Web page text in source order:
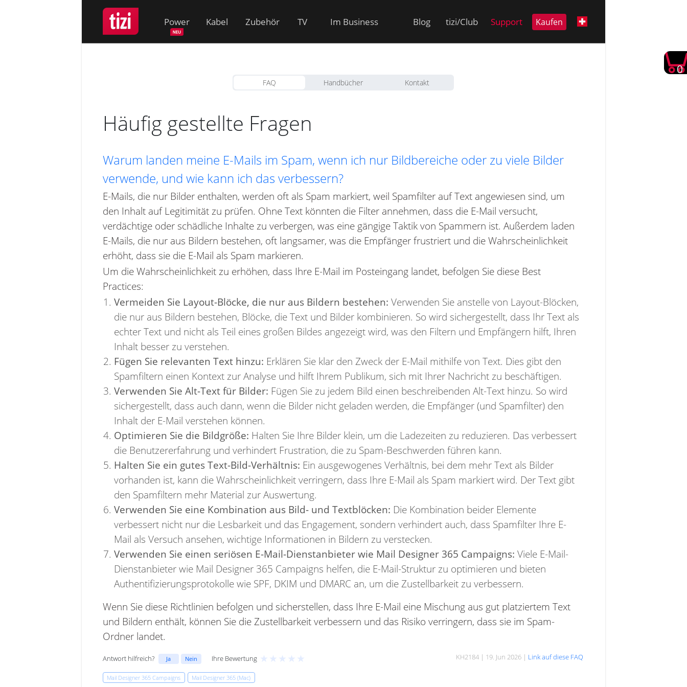
Power Kabel Zubehör TV Im Business Blog tizi/Club Support Kaufen
0
FAQ Handbücher Kontakt
Häufig gestellte Fragen
Warum landen meine E-Mails im Spam, wenn ich nur Bildbereiche oder zu viele Bilder
verwende, und wie kann ich das verbessern?
E-Mails, die nur Bilder enthalten, werden oft als Spam markiert, weil Spamfilter auf Text angewiesen sind, um
den Inhalt auf Legitimität zu prüfen. Ohne Text könnten die Filter annehmen, dass die E-Mail versucht,
verdächtige oder schädliche Inhalte zu verbergen, was eine gängige Taktik von Spammern ist. Außerdem laden
E-Mails, die nur aus Bildern bestehen, oft langsamer, was die Empfänger frustriert und die Wahrscheinlichkeit
erhöht, dass sie die E-Mail als Spam markieren.
Um die Wahrscheinlichkeit zu erhöhen, dass Ihre E-Mail im Posteingang landet, befolgen Sie diese Best
Practices:
Vermeiden Sie Layout-Blöcke, die nur aus Bildern bestehen: Verwenden Sie anstelle von Layout-Blöcken,
die nur aus Bildern bestehen, Blöcke, die Text und Bilder kombinieren. So wird sichergestellt, dass Ihr Text als
echter Text und nicht als Teil eines großen Bildes angezeigt wird, was den Filtern und Empfängern hilft, Ihren
Inhalt besser zu verstehen.
Fügen Sie relevanten Text hinzu: Erklären Sie klar den Zweck der E-Mail mithilfe von Text. Dies gibt den
Spamfiltern einen Kontext zur Analyse und hilft Ihrem Publikum, sich mit Ihrer Nachricht zu beschäftigen.
Verwenden Sie Alt-Text für Bilder: Fügen Sie zu jedem Bild einen beschreibenden Alt-Text hinzu. So wird
sichergestellt, dass auch dann, wenn die Bilder nicht geladen werden, die Empfänger (und Spamfilter) den
Inhalt der E-Mail verstehen können.
Optimieren Sie die Bildgröße: Halten Sie Ihre Bilder klein, um die Ladezeiten zu reduzieren. Das verbessert
die Benutzererfahrung und verhindert Frustration, die zu Spam-Beschwerden führen kann.
Halten Sie ein gutes Text-Bild-Verhältnis: Ein ausgewogenes Verhältnis, bei dem mehr Text als Bilder
vorhanden ist, kann die Wahrscheinlichkeit verringern, dass Ihre E-Mail als Spam markiert wird. Der Text gibt
den Spamfiltern mehr Material zur Auswertung.
Verwenden Sie eine Kombination aus Bild- und Textblöcken: Die Kombination beider Elemente
verbessert nicht nur die Lesbarkeit und das Engagement, sondern verhindert auch, dass Spamfilter Ihre E-
Mail als Versuch ansehen, wichtige Informationen in Bildern zu verstecken.
Verwenden Sie einen seriösen E-Mail-Dienstanbieter wie Mail Designer 365 Campaigns: Viele E-Mail-
Dienstanbieter wie Mail Designer 365 Campaigns helfen, die E-Mail-Struktur zu optimieren und bieten
Authentifizierungsprotokolle wie SPF, DKIM und DMARC an, um die Zustellbarkeit zu verbessern.
Wenn Sie diese Richtlinien befolgen und sicherstellen, dass Ihre E-Mail eine Mischung aus gut platziertem Text
und Bildern enthält, können Sie die Zustellbarkeit verbessern und das Risiko verringern, dass sie im Spam-
Ordner landet.
Antwort hilfreich? Ja Nein Ihre Bewertung ★ ★ ★ ★ ★ KH2184 | 19. Jun 2026 | Link auf diese FAQ
Mail Designer 365 Campaigns Mail Designer 365 (Mac)